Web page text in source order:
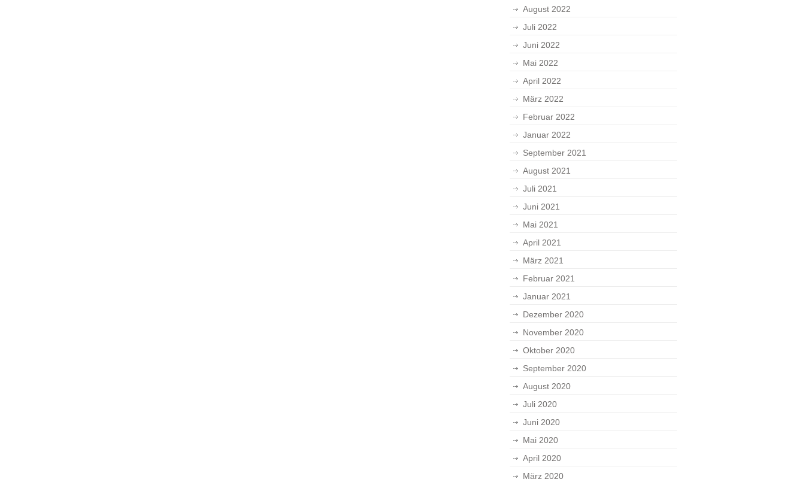
August 2022
Juli 2022
Juni 2022
Mai 2022
April 2022
März 2022
Februar 2022
Januar 2022
September 2021
August 2021
Juli 2021
Juni 2021
Mai 2021
April 2021
März 2021
Februar 2021
Januar 2021
Dezember 2020
November 2020
Oktober 2020
September 2020
August 2020
Juli 2020
Juni 2020
Mai 2020
April 2020
März 2020